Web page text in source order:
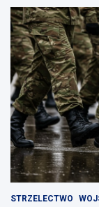
STRZELECTWO